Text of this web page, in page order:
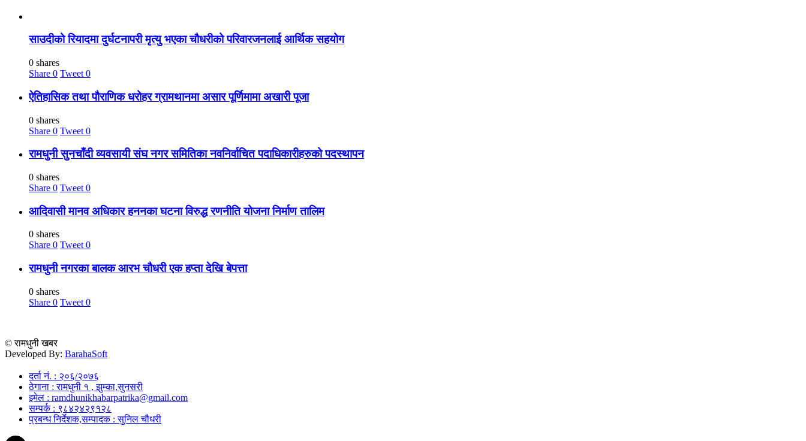
साउदीको रियादमा दुर्घटनापरी मृत्यु भएका चौधरीको परिवारजनलाई आर्थिक सहयोग
0 shares
Share 0 Tweet 0
ऐतिहासिक तथा पौराणिक धरोहर ग्रामथानमा असार पूर्णिमामा अखारी पूजा
0 shares
Share 0 Tweet 0
रामधुनी सुनचाँदी व्यवसायी संघ नगर समितिका नवनिर्वाचित पदाधिकारीहरुको पदस्थापन
0 shares
Share 0 Tweet 0
आदिवासी मानव अधिकार हननका घटना विरुद्ध रणनीति योजना निर्माण तालिम
0 shares
Share 0 Tweet 0
रामधुनी नगरका बालक आरभ चौधरी एक हप्ता देखि बेपत्ता
0 shares
Share 0 Tweet 0
© रामधुनी खबर
Developed By: BarahaSoft
दर्ता नं. : २०६/२०७६
ठेगाना : रामधुनी १ , झुम्का,सुनसरी
इमेल : ramdhunikhabarpatrika@gmail.com
सम्पर्क : ९८४२४२९१२८
प्रबन्ध निर्देशक,सम्पादक : सुनिल चौधरी